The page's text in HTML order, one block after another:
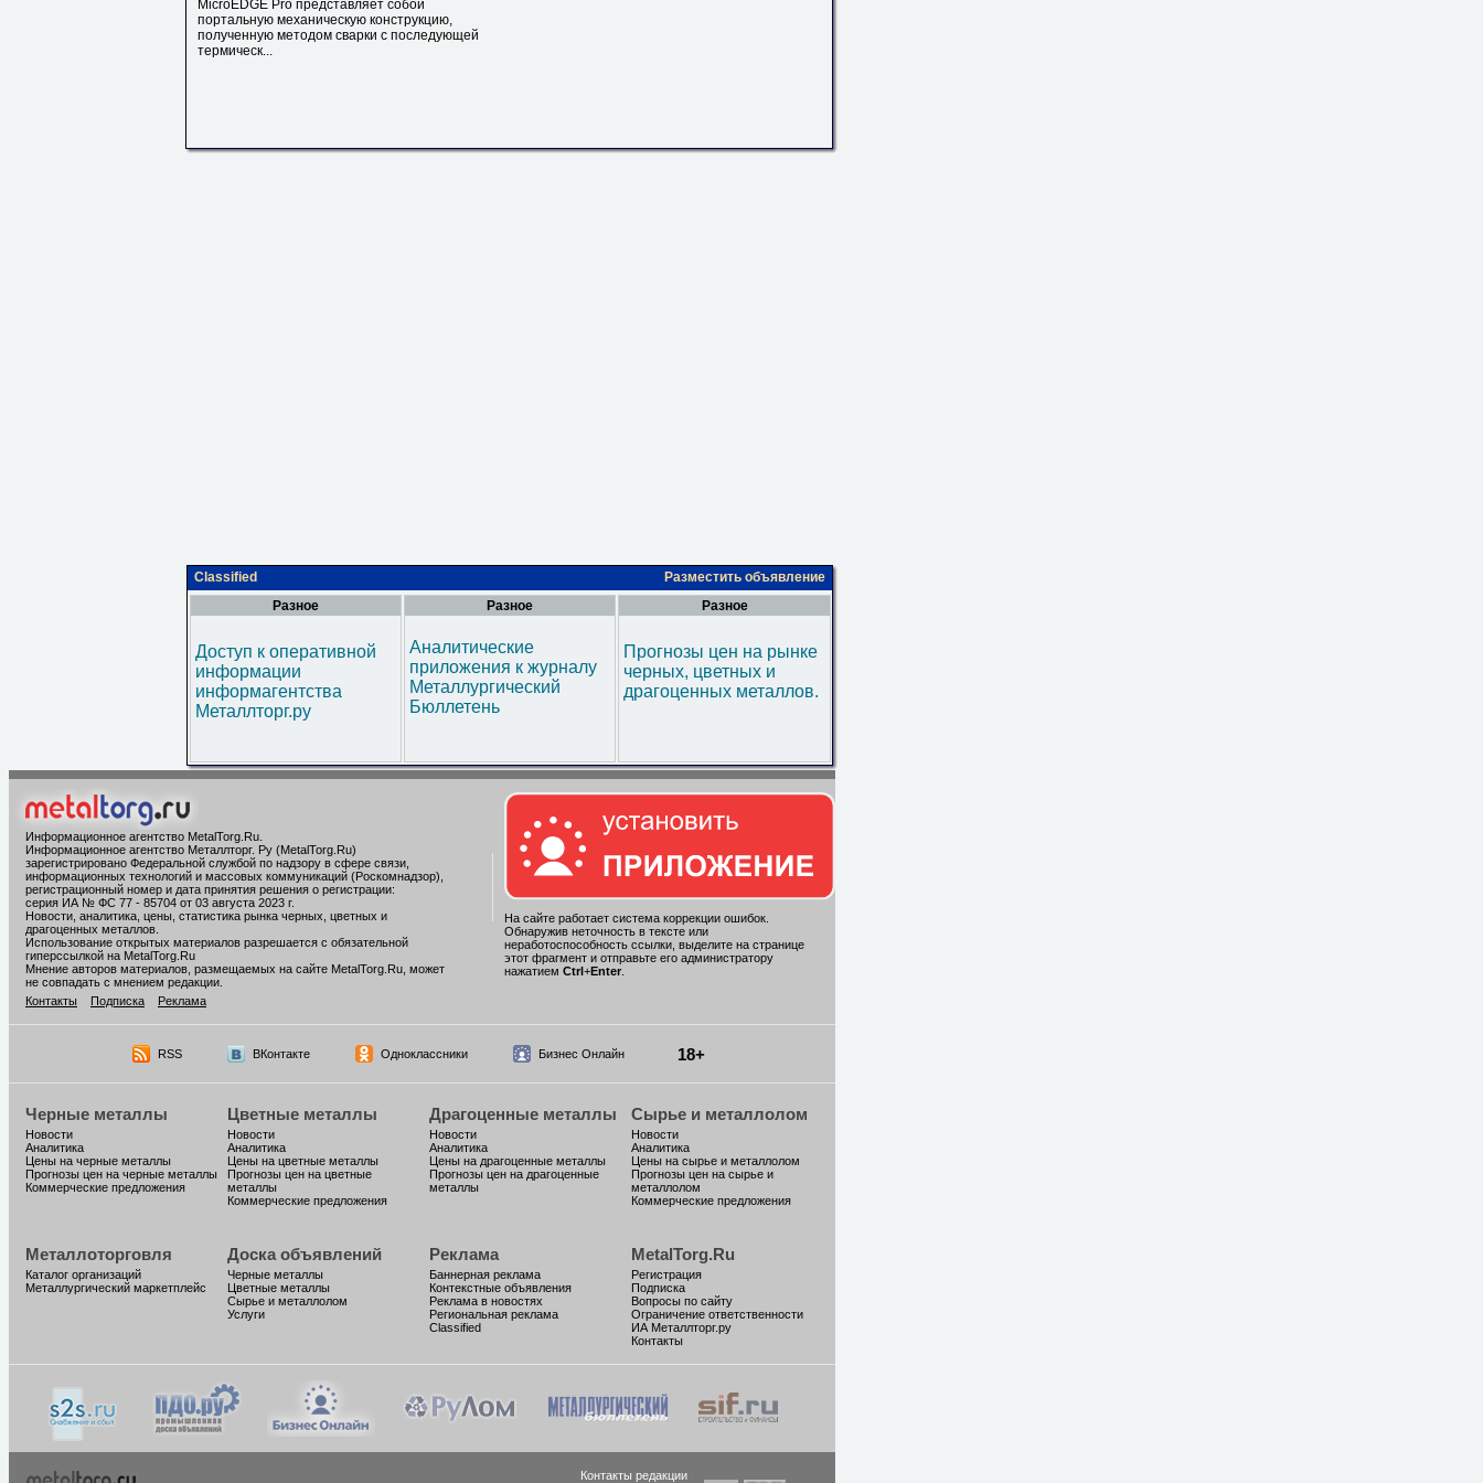
MicroEDGE Pro представляет собой
портальную механическую конструкцию,
полученную методом сварки с последующей
термическ...
Classified
Разместить объявление
Разное
Доступ к оперативной
информации
информагентства
Металлторг.ру
Разное
Аналитические
приложения к журналу
Металлургический
Бюллетень
Разное
Прогнозы цен на рынке
черных, цветных и
драгоценных металлов.
Информационное агентство MetalTorg.Ru
Информационное агентство Металлторг. Ру (MetalTorg.Ru)
зарегистрировано Федеральной службой по надзору в сфере связи,
информационных технологий и массовых коммуникаций (Роскомнадзор),
регистрационный номер и дата принятия решения о регистрации:
серия ИА № ФС 77 - 85704 от 03 августа 2023 г.
Новости, аналитика, цены, статистика рынка черных, цветных и
драгоценных металлов.
Использование открытых материалов разрешается с обязательной
гиперссылкой на MetalTorg.Ru
Мнение авторов материалов, размещаемых на сайте MetalTorg.Ru, может
не совпадать с мнением редакции.
Контакты
Подписка Реклама
На сайте работает система коррекции ошибок.
Обнаружив неточность в тексте или
неработоспособность ссылки, выделите на странице
этот фрагмент и отправьте его администратору
нажатием Ctrl +Enter.
RSS ВКонтакте Одноклассники Бизнес Онлайн 18+
Черные металлы
Новости
Аналитика
Цены на черные металлы
Прогнозы цен на черные металлы
Коммерческие предложения
Цветные металлы
Новости
Аналитика
Цены на цветные металлы
Прогнозы цен на цветные
металлы
Коммерческие предложения
Драгоценные металлы
Новости
Аналитика
Цены на драгоценные металлы
Прогнозы цен на драгоценные
металлы
Сырье и металлолом
Новости
Аналитика
Цены на сырье и металлолом
Прогнозы цен на сырье и
металлолом
Коммерческие предложения
Металлоторговля
Каталог организаций
Металлургический маркетплейс
Доска объявлений
Черные металлы
Цветные металлы
Сырье и металлолом
Услуги
Реклама
Баннерная реклама
Контекстные объявления
Реклама в новостях
Региональная реклама
Classified
MetalTorg.Ru
Регистрация
Подписка
Вопросы по сайту
Ограничение ответственности
ИА Металлторг.ру
Контакты
Контакты редакции